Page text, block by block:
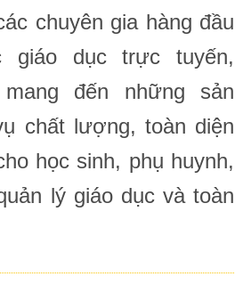
chuyên gia hàng đầu
giáo dục trực tuyến,
đến những sản
chất lượng, toàn diện
học sinh, phụ huynh,
lý giáo dục và toàn